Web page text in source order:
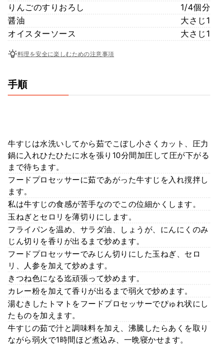
りんごのすりおろし
1/4個分
醤油
大さじ1
オイスターソース
大さじ1
料理を安全に楽しむための注意事項
手順
牛すじは水洗いしてから茹でこぼし小さくカット、圧力
鍋に入れひたひたに水を張り10分間加圧して圧が下がる
まで待ちます。
フードプロセッサーに茹であがった牛すじを入れ撹拌し
ます。
私は牛すじの食感が苦手なのでこの位細かくします。
玉ねぎとセロリを薄切りにします。
フライパンを温め、サラダ油、しょうが、にんにくのみ
じん切りを香りが出るまで炒めます。
フードプロセッサーでみじん切りにした玉ねぎ、セロ
リ、人参を加えて炒めます。
きつね色になる迄頑張って炒めます。
カレー粉を加えて香りが出るまで弱火で炒めます。
湯むきしたトマトをフードプロセッサーでぴゅれ状にし
たものを加えます。
牛すじの茹で汁と調味料を加え、沸騰したらあくを取り
ながら弱火で1時間ほど煮込み、一晩寝かせます。